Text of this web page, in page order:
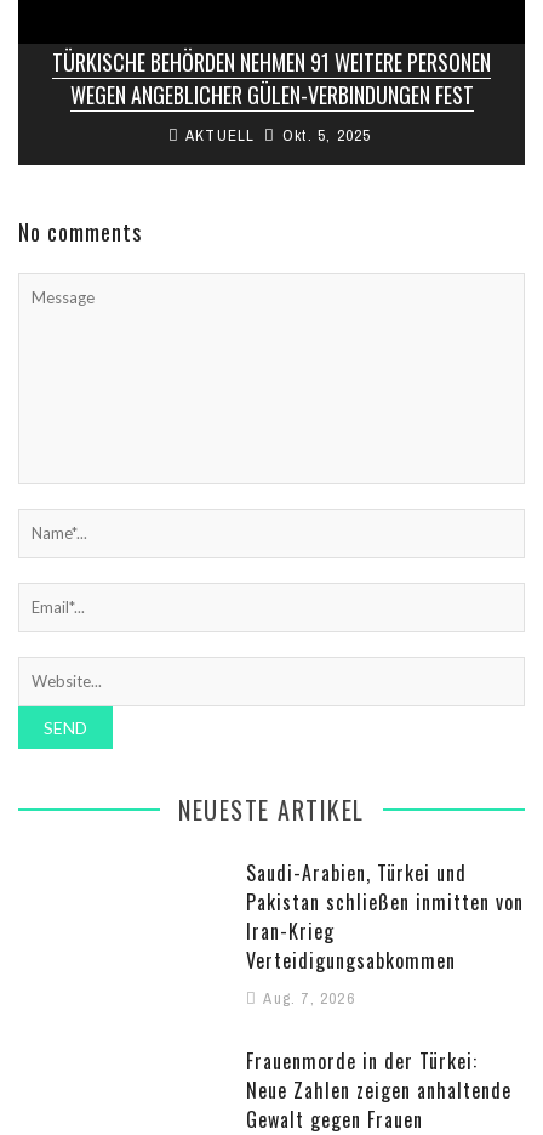
TÜRKISCHE BEHÖRDEN NEHMEN 91 WEITERE PERSONEN
WEGEN ANGEBLICHER GÜLEN-VERBINDUNGEN FEST
AKTUELL Okt. 5, 2025
No comments
NEUESTE ARTIKEL
Saudi-Arabien, Türkei und
Pakistan schließen inmitten von
Iran-Krieg
Verteidigungsabkommen
Aug. 7, 2026
Frauenmorde in der Türkei:
Neue Zahlen zeigen anhaltende
Gewalt gegen Frauen